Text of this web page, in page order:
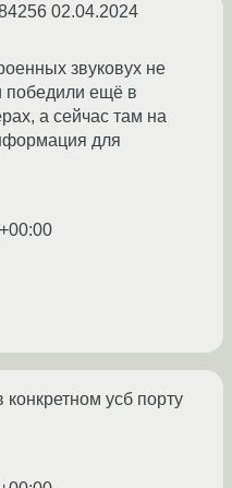
02.04.2024
звуковух не
победили ещё в
а сейчас там на
для
конкретном усб порту